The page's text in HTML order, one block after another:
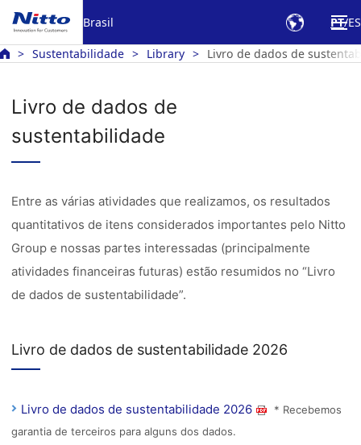
Brasil PT ES
Sustentabilidade Library Livro de dados de
Livro de dados de
sustentabilidade
Entre as várias atividades que realizamos, os resultados
quantitativos de itens considerados importantes pelo Nitto
Group e nossas partes interessadas (principalmente
atividades financeiras futuras) estão resumidos no “Livro
de dados de sustentabilidade”.
Livro de dados de sustentabilidade 2026
Livro de dados de sustentabilidade 2026
* Recebemos
garantia de terceiros para alguns dos dados.